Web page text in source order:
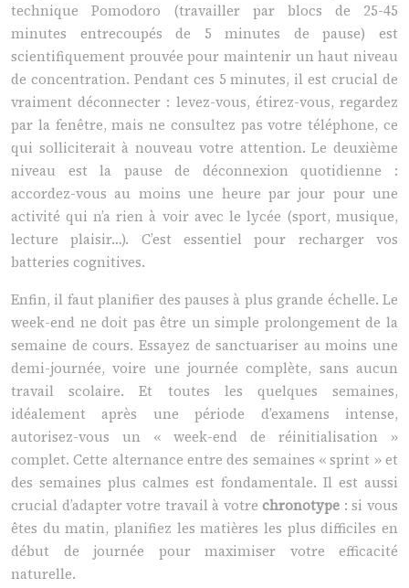
technique Pomodoro (travailler par blocs de 25-45
minutes entrecoupés de 5 minutes de pause) est
scientifiquement prouvée pour maintenir un haut niveau
de concentration. Pendant ces 5 minutes, il est crucial de
vraiment déconnecter : levez-vous, étirez-vous, regardez
par la fenêtre, mais ne consultez pas votre téléphone, ce
qui solliciterait à nouveau votre attention. Le deuxième
niveau est la pause de déconnexion quotidienne :
accordez-vous au moins une heure par jour pour une
activité qui n’a rien à voir avec le lycée (sport, musique,
lecture plaisir…). C’est essentiel pour recharger vos
batteries cognitives.
Enfin, il faut planifier des pauses à plus grande échelle. Le
week-end ne doit pas être un simple prolongement de la
semaine de cours. Essayez de sanctuariser au moins une
demi-journée, voire une journée complète, sans aucun
travail scolaire. Et toutes les quelques semaines,
idéalement après une période d’examens intense,
autorisez-vous un « week-end de réinitialisation »
complet. Cette alternance entre des semaines « sprint » et
des semaines plus calmes est fondamentale. Il est aussi
crucial d’adapter votre travail à votrechronotype : si vous
êtes du matin, planifiez les matières les plus difficiles en
début de journée pour maximiser votre efficacité
naturelle.